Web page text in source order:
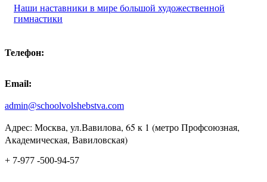
Наши наставники в мире большой художественной
гимнастики
Телефон:
Email:
admin@schoolvolshebstva.com
Адрес: Москва, ул.Вавилова, 65 к 1 (метро Профсоюзная,
Академическая, Вавиловская)
+ 7-977 -500-94-57